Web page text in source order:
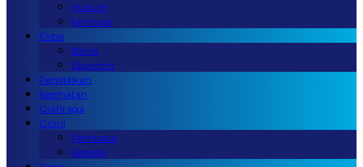
Hukum
Kriminal
Ekbis
Bisnis
Ekonomi
Pendidikan
Kesehatan
Olahraga
Opini
Pembaca
Redaksi